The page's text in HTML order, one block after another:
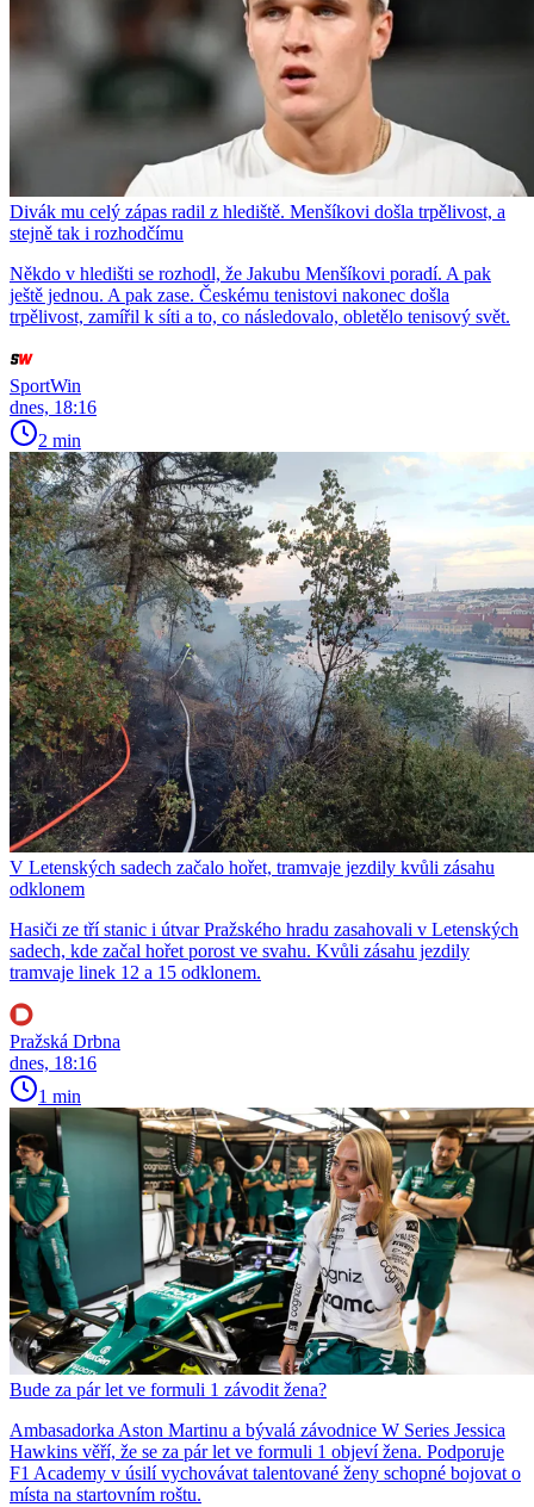
Divák mu celý zápas radil z hlediště. Menšíkovi došla trpělivost, a
stejně tak i rozhodčímu
Někdo v hledišti se rozhodl, že Jakubu Menšíkovi poradí. A pak
ještě jednou. A pak zase. Českému tenistovi nakonec došla
trpělivost, zamířil k síti a to, co následovalo, obletělo tenisový svět.
SportWin
dnes, 18:16
2 min
V Letenských sadech začalo hořet, tramvaje jezdily kvůli zásahu
odklonem
Hasiči ze tří stanic i útvar Pražského hradu zasahovali v Letenských
sadech, kde začal hořet porost ve svahu. Kvůli zásahu jezdily
tramvaje linek 12 a 15 odklonem.
Pražská Drbna
dnes, 18:16
1 min
Bude za pár let ve formuli 1 závodit žena?
Ambasadorka Aston Martinu a bývalá závodnice W Series Jessica
Hawkins věří, že se za pár let ve formuli 1 objeví žena. Podporuje
F1 Academy v úsilí vychovávat talentované ženy schopné bojovat o
místa na startovním roštu.